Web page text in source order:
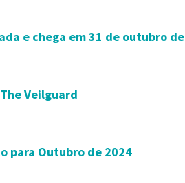
e chega em 31 de outubro de
Veilguard
para Outubro de 2024